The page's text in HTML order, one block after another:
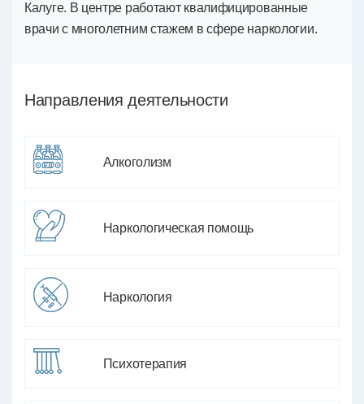
Калуге. В центре работают квалифицированные
врачи с многолетним стажем в сфере наркологии.
Направления деятельности
Алкоголизм
Наркологическая помощь
Наркология
Психотерапия